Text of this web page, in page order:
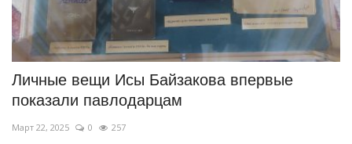
Личные вещи Исы Байзакова впервые
показали павлодарцам
Март 22, 2025 0 257